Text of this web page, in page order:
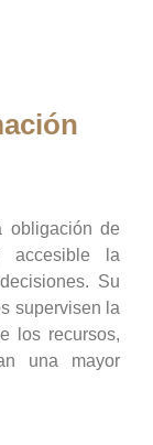
obligación de
accesible la
Su
supervisen la
los recursos,
una mayor